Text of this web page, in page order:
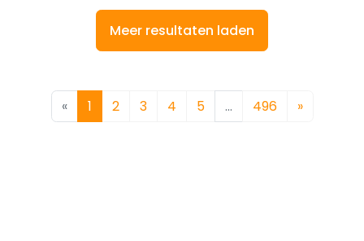
Meer resultaten laden
« 1 2 3 4 5 … 496 »